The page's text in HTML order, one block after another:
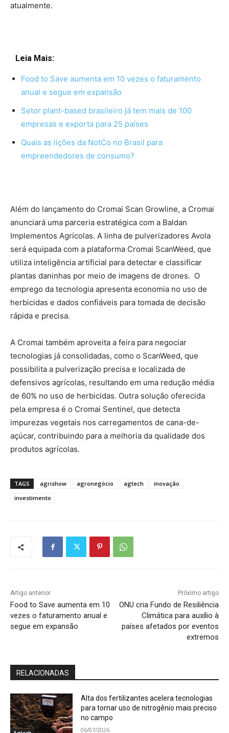
atualmente.
Leia Mais:
Food to Save aumenta em 10 vezes o faturamento
anual e segue em expansão
Setor plant-based brasileiro já tem mais de 100
empresas e exporta para 25 países
Quais as lições da NotCo no Brasil para
empreendedores de consumo?
Além do lançamento do Cromai Scan Growline, a Cromai
anunciará uma parceria estratégica com a Baldan
Implementos Agrícolas. A linha de pulverizadores Avola
será equipada com a plataforma Cromai ScanWeed, que
utiliza inteligência artificial para detectar e classificar
plantas daninhas por meio de imagens de drones. O
emprego da tecnologia apresenta economia no uso de
herbicidas e dados confiáveis para tomada de decisão
rápida e precisa.
A Cromai também aproveita a feira para negociar
tecnologias já consolidadas, como o ScanWeed, que
possibilita a pulverização precisa e localizada de
defensivos agrícolas, resultando em uma redução média
de 60% no uso de herbicidas. Outra solução oferecida
pela empresa é o Cromai Sentinel, que detecta
impurezas vegetais nos carregamentos de cana-de-
açúcar, contribuindo para a melhoria da qualidade dos
produtos agrícolas.
TAGS agrishow agronegócio agtech
inovação
investimento
Artigo anterior
Food to Save aumenta em 10
vezes o faturamento anual e
segue em expansão
Próximo artigo
ONU cria Fundo de Resiliência
Climática para auxílio à
países afetados por eventos
extremos
RELACIONADAS
Alta dos fertilizantes acelera tecnologias
para tornar uso de nitrogênio mais preciso
no campo
06/07/2026